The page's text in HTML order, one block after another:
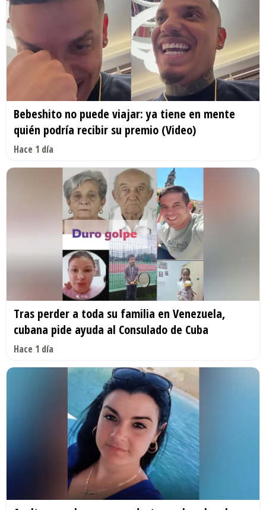
Bebeshito no puede viajar: ya tiene en mente
quién podría recibir su premio (Video)
Hace 1 día
Tras perder a toda su familia en Venezuela,
cubana pide ayuda al Consulado de Cuba
Hace 1 día